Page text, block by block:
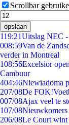
Scrollbar
opslaan
119:21Uitslag NEC -
008:59Van de
verder in Montreal
108:56Excelsior
Cambuur
404:46Niewiadoma
207/08De
007/08Ajax veel te
107/08Nieuwkomers
206/08Le Court wint